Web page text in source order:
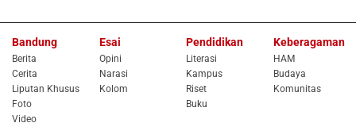
Bandung
Berita
Cerita
Liputan Khusus
Foto
Video
Esai
Opini
Narasi
Kolom
Pendidikan
Literasi
Kampus
Riset
Buku
Keberagaman
HAM
Budaya
Komunitas